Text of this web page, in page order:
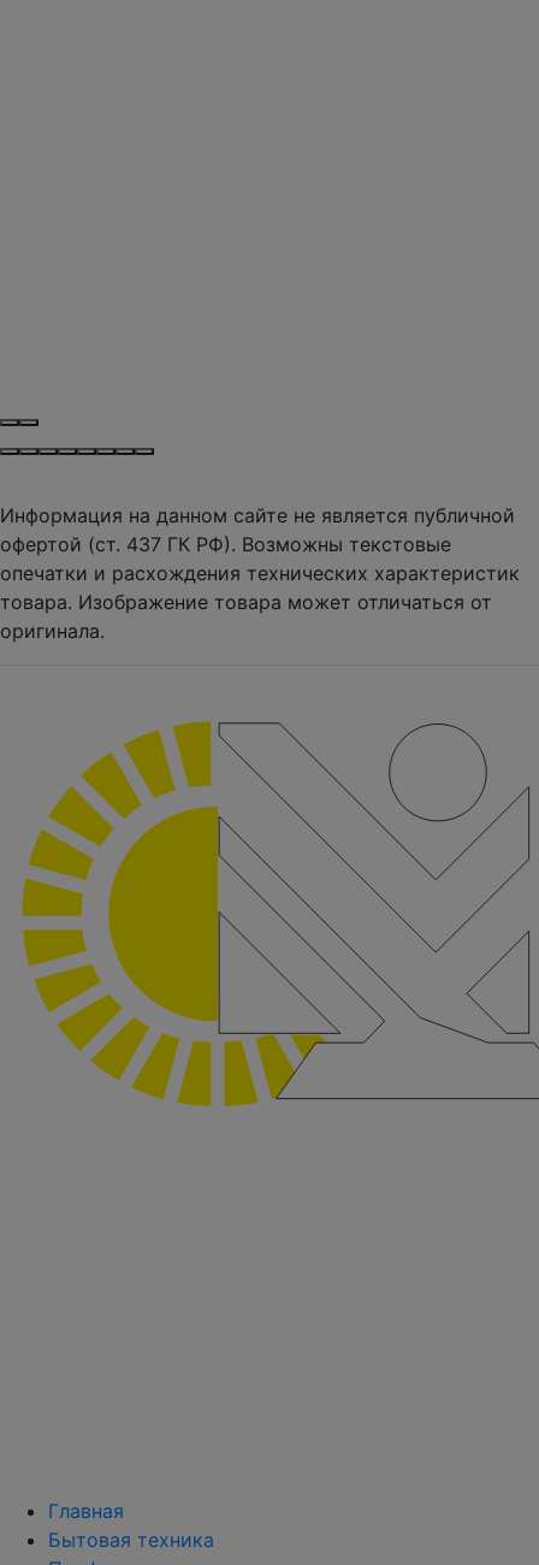
Информация на данном сайте не является публичной
офертой (ст. 437 ГК РФ). Возможны текстовые
опечатки и расхождения технических характеристик
товара. Изображение товара может отличаться от
оригинала.
Главная
Бытовая техника